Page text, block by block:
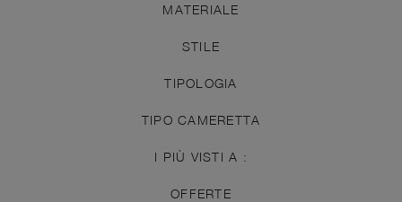
MATERIALE
STILE
TIPOLOGIA
TIPO CAMERETTA
I PIÙ VISTI A :
OFFERTE